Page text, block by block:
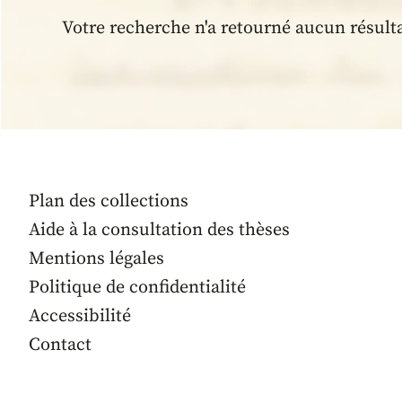
Votre recherche n'a retourné aucun
Plan des collections
Aide à la consultation des thèses
Mentions légales
Politique de confidentialité
Accessibilité
Contact